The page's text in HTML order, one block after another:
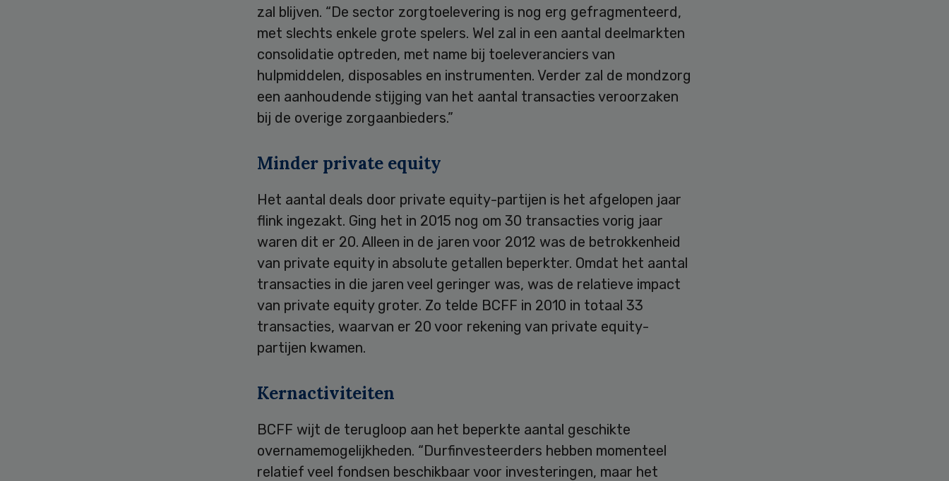
zal blijven. “De sector zorgtoelevering is nog erg gefragmenteerd,
met slechts enkele grote spelers. Wel zal in een aantal deelmarkten
consolidatie optreden, met name bij toeleveranciers van
hulpmiddelen, disposables en instrumenten. Verder zal de mondzorg
een aanhoudende stijging van het aantal transacties veroorzaken
bij de overige zorgaanbieders.”
Minder private equity
Het aantal deals door private equity-partijen is het afgelopen jaar
flink ingezakt. Ging het in 2015 nog om 30 transacties vorig jaar
waren dit er 20. Alleen in de jaren voor 2012 was de betrokkenheid
van private equity in absolute getallen beperkter. Omdat het aantal
transacties in die jaren veel geringer was, was de relatieve impact
van private equity groter. Zo telde BCFF in 2010 in totaal 33
transacties, waarvan er 20 voor rekening van private equity-
partijen kwamen.
Kernactiviteiten
BCFF wijt de terugloop aan het beperkte aantal geschikte
overnamemogelijkheden. “Durfinvesteerders hebben momenteel
relatief veel fondsen beschikbaar voor investeringen, maar het